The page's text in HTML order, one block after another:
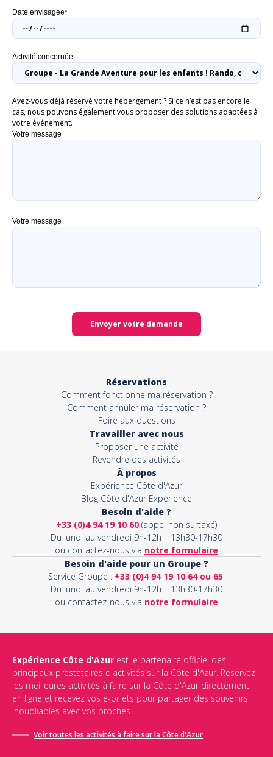
Date envisagée*
Activité concernée
Avez-vous déjà réservé votre hébergement ? Si ce n’est pas encore le
cas, nous pouvons également vous proposer des solutions adaptées à
votre événement.
Votre message
Votre message
Envoyer votre demande
Réservations
Comment fonctionne ma réservation ?
Comment annuler ma réservation ?
Foire aux questions
Travailler avec nous
Proposer une activité
Revendre des activités
À propos
Expérience Côte d'Azur
Blog Côte d'Azur Experience
Besoin d'aide ?
+33 (0)4 94 19 10 60 (appel non surtaxé)
Du lundi au vendredi 9h-12h | 13h30-17h30
ou contactez-nous via notre formulaire
Besoin d'aide pour un Groupe ?
Service Groupe : +33 (0)4 94 19 10 64 ou 65
Du lundi au vendredi 9h-12h | 13h30-17h30
ou contactez-nous via notre formulaire
Expérience Côte d'Azur est le partenaire officiel des
principaux prestataires d'activités sur la Côte d'Azur. Réservez
les meilleures activités à faire sur la Côte d'Azur directement
en ligne et recevez vos e-billets pour partager des souvenirs
inoubliables avec vos proches.
Voir toutes les activités à faire sur la Côte d'Azur